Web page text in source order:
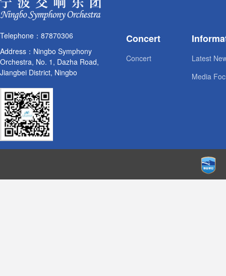
Telephone：87870306
Address：Ningbo Symphony
Orchestra, No. 1, Dazha Road,
Jiangbei District, Ningbo
Concert
Concert
Latest
Media